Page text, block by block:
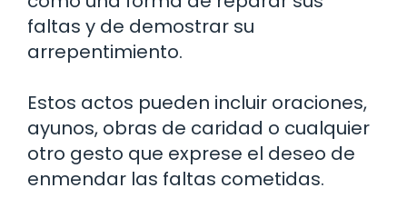
faltas y de demostrar su
arrepentimiento.
Estos actos pueden incluir oraciones,
ayunos, obras de caridad o cualquier
otro gesto que exprese el deseo de
enmendar las faltas cometidas.